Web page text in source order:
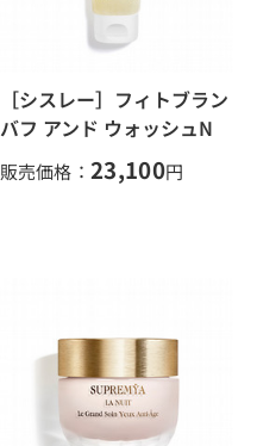
［シスレー］フィトブラン
バフ アンド ウォッシュN
販売価格： 23,100円